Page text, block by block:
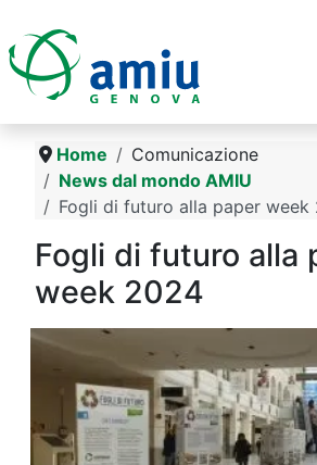
Home
Comunicazione
News dal mondo AMIU
Fogli di futuro alla paper week
Fogli di futuro alla
week 2024